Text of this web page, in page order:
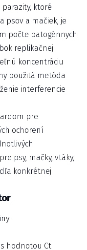
ktoré
psov a mačiek, je
počte patogénnych
replikačnej
koncentráciu
použitá metóda
interferencie
pre
ochorení
psy, mačky, vtáky,
konkrétnej
hodnotou Ct